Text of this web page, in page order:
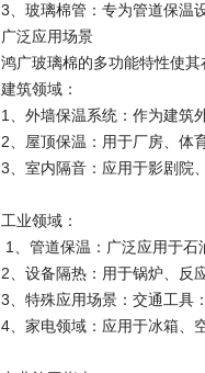
3、玻璃棉管：专为管道保温
广泛应用场景
鸿广玻璃棉的多功能特性使其
建筑领域：
1、外墙保温系统：作为建筑
2、屋顶保温：用于厂房、体
3、室内隔音：应用于影剧院
工业领域：
1、管道保温：广泛应用于
2、设备隔热：用于锅炉、反
3、特殊应用场景：交通工具
4、家电领域：应用于冰箱、